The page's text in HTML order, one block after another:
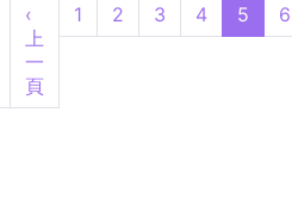
‹
上
一
頁
1 2 3 4 5 6